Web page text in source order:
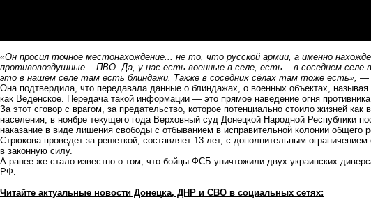
«Он просил точное местонахождение... не то, что русской армии, а именно
противовоздушные... ПВО. Да, у нас есть военные в селе, есть... в соседнем
это в нашем селе там есть блиндажи. Также в соседних сёлах там тоже есть», —
Она подтвердила, что передавала данные о блиндажах, о военных объектах,
как Веденское. Передача такой информации — это прямое наведение огня
За этот сговор с врагом, за предательство, которое потенциально стоило жизней
населения, в ноябре текущего года Верховный суд Донецкой Народной Республики
наказание в виде лишения свободы с отбыванием в исправительной колонии
Стрюкова проведет за решеткой, составляет 13 лет, с дополнительным
в законную силу.
А ранее же стало известно о том, что бойцы ФСБ уничтожили двух украинских
РФ.
Читайте актуальные новости Донецка, ДНР и СВО в социальных сетях: